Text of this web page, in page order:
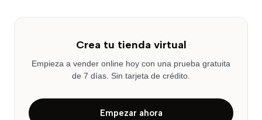
Crea tu tienda virtual
Empieza a vender online hoy con una prueba gratuita
de 7 días. Sin tarjeta de crédito.
Empezar ahora